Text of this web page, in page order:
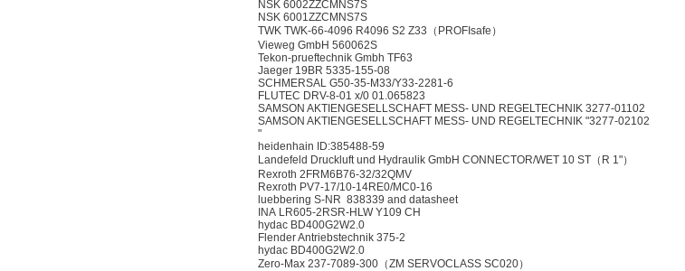
NSK 6002ZZCMNS7S
NSK 6001ZZCMNS7S
TWK TWK-66-4096 R4096 S2 Z33（PROFIsafe）
Vieweg GmbH 560062S
Tekon-prueftechnik Gmbh TF63
Jaeger 19BR 5335-155-08
SCHMERSAL G50-35-M33/Y33-2281-6
FLUTEC DRV-8-01 x/0 01.065823
SAMSON AKTIENGESELLSCHAFT MESS- UND REGELTECHNIK 3277-01102
SAMSON AKTIENGESELLSCHAFT MESS- UND REGELTECHNIK "3277-02102
"
heidenhain ID:385488-59
Landefeld Druckluft und Hydraulik GmbH CONNECTOR/WET 10 ST（R 1"）
Rexroth 2FRM6B76-32/32QMV
Rexroth PV7-17/10-14RE0/MC0-16
luebbering S-NR 838339 and datasheet
INA LR605-2RSR-HLW Y109 CH
hydac BD400G2W2.0
Flender Antriebstechnik 375-2
hydac BD400G2W2.0
Zero-Max 237-7089-300（ZM SERVOCLASS SC020）